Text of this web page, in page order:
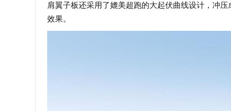
肩翼子板还采用了媲美超跑的大起伏曲线设计，冲
效果。